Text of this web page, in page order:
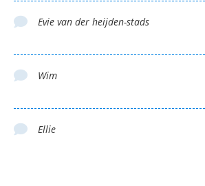
Evie van der heijden-stads
Wim
Ellie